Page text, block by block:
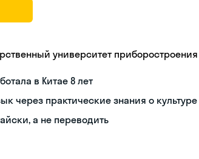
университет
в Китае 8 лет
через практические знания о культуре
а не переводить